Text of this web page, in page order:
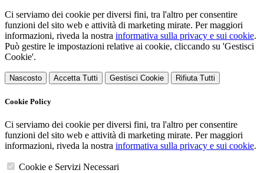
Ci serviamo dei cookie per diversi fini, tra l'altro per consentire
funzioni del sito web e attività di marketing mirate. Per maggiori
informazioni, riveda la nostra informativa sulla privacy e sui cookie.
Può gestire le impostazioni relative ai cookie, cliccando su 'Gestisci
Cookie'.
Nascosto Accetta Tutti Gestisci Cookie Rifiuta Tutti
Cookie Policy
Ci serviamo dei cookie per diversi fini, tra l'altro per consentire
funzioni del sito web e attività di marketing mirate. Per maggiori
informazioni, riveda la nostra informativa sulla privacy e sui cookie.
Cookie e Servizi Necessari